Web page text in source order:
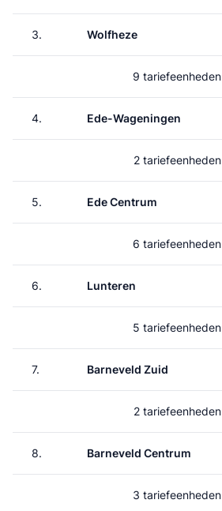
3. Wolfheze
9 tariefeenheden
4. Ede-Wageningen
2 tariefeenheden
5. Ede Centrum
6 tariefeenheden
6. Lunteren
5 tariefeenheden
7. Barneveld Zuid
2 tariefeenheden
8. Barneveld Centrum
3 tariefeenheden